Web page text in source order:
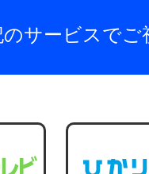
サービスでご